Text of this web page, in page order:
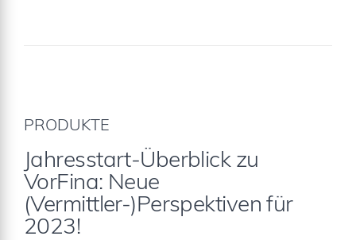
PRODUKTE
Jahresstart-Überblick zu
VorFina: Neue
(Vermittler-)Perspektiven für
2023!